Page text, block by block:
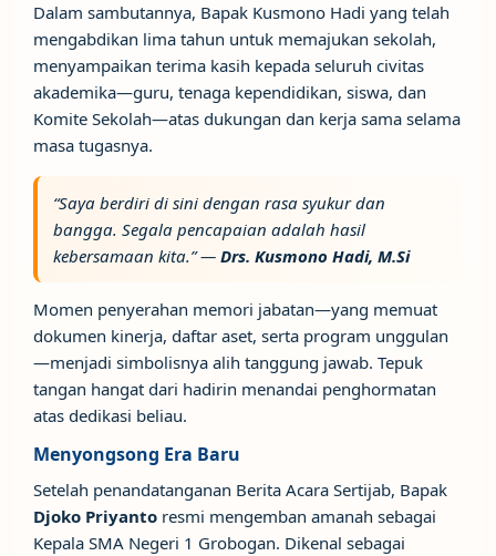
Dalam sambutannya, Bapak Kusmono Hadi yang telah
mengabdikan lima tahun untuk memajukan sekolah,
menyampaikan terima kasih kepada seluruh civitas
akademika—guru, tenaga kependidikan, siswa, dan
Komite Sekolah—atas dukungan dan kerja sama selama
masa tugasnya.
“Saya berdiri di sini dengan rasa syukur dan
bangga. Segala pencapaian adalah hasil
kebersamaan kita.” — Drs. Kusmono Hadi, M.Si
Momen penyerahan memori jabatan—yang memuat
dokumen kinerja, daftar aset, serta program unggulan
—menjadi simbolisnya alih tanggung jawab. Tepuk
tangan hangat dari hadirin menandai penghormatan
atas dedikasi beliau.
Menyongsong Era Baru
Setelah penandatanganan Berita Acara Sertijab, Bapak
Djoko Priyanto resmi mengemban amanah sebagai
Kepala SMA Negeri 1 Grobogan. Dikenal sebagai